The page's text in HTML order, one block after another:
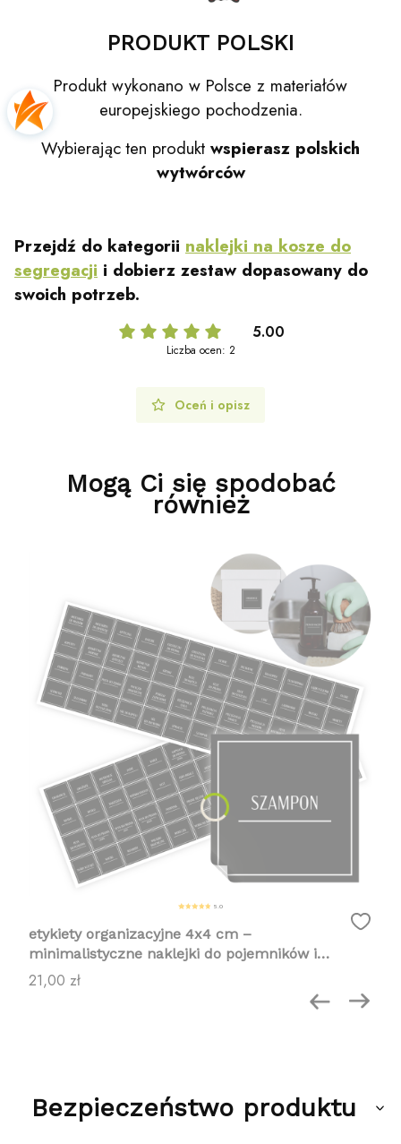
PRODUKT POLSKI
Produkt wykonano w Polsce z materiałów
europejskiego pochodzenia.
Wybierając ten produkt wspierasz polskich
wytwórców
Przejdź do kategorii naklejki na kosze do
segregacji i dobierz zestaw dopasowany do
swoich potrzeb.
5.00
Liczba ocen: 2
Oceń i opisz
Mogą Ci się spodobać
również
5.0
etykiety organizacyjne 4x4 cm –
minimalistyczne naklejki do pojemników i
organizacji domu 96 nazw
Cena
21,00 zł
Bezpieczeństwo produktu